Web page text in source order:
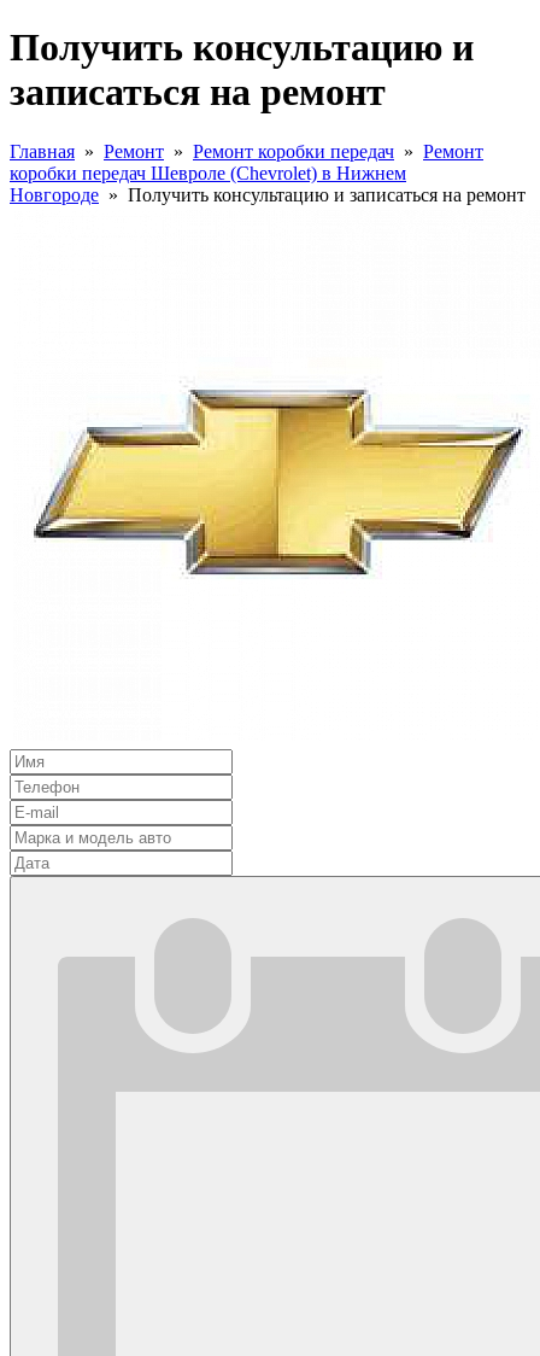
Получить консультацию и
записаться на ремонт
Главная » Ремонт » Ремонт коробки передач » Ремонт
коробки передач Шевроле (Chevrolet) в Нижнем
Новгороде » Получить консультацию и записаться на ремонт